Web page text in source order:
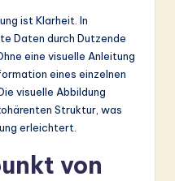
ist Klarheit. In
Daten durch Dutzende
eine visuelle Anleitung
eines einzelnen
visuelle Abbildung
Struktur, was
erleichtert.
von